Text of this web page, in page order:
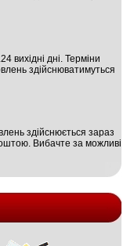
вихідні дні. Терміни
здійснюватимуться
здійснюється зараз
Вибачте за можливі